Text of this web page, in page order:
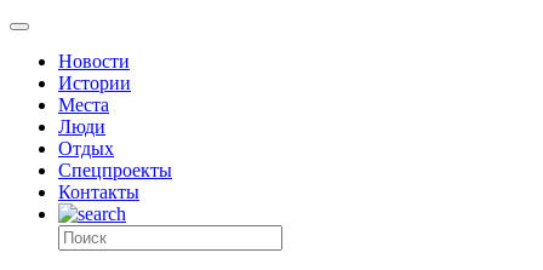
Новости
Истории
Места
Люди
Отдых
Спецпроекты
Контакты